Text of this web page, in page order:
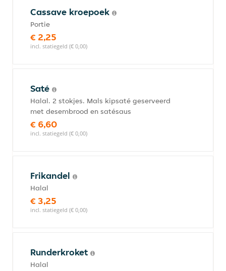
Cassave kroepoek
Portie
€ 2,25
incl. statiegeld (€ 0,00)
Saté
Halal. 2 stokjes. Mals kipsaté geserveerd
met desembrood en satésaus
€ 6,60
incl. statiegeld (€ 0,00)
Frikandel
Halal
€ 3,25
incl. statiegeld (€ 0,00)
Runderkroket
Halal